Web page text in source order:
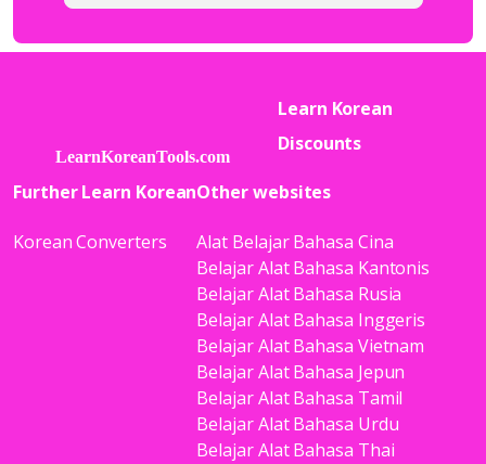
Learn Korean
Discounts
Further Learn Korean
Korean Converters
Other websites
Alat Belajar Bahasa Cina
Belajar Alat Bahasa Kantonis
Belajar Alat Bahasa Rusia
Belajar Alat Bahasa Inggeris
Belajar Alat Bahasa Vietnam
Belajar Alat Bahasa Jepun
Belajar Alat Bahasa Tamil
Belajar Alat Bahasa Urdu
Belajar Alat Bahasa Thai